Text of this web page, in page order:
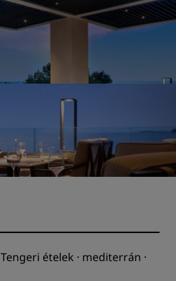
Tengeri ételek · mediterrán ·